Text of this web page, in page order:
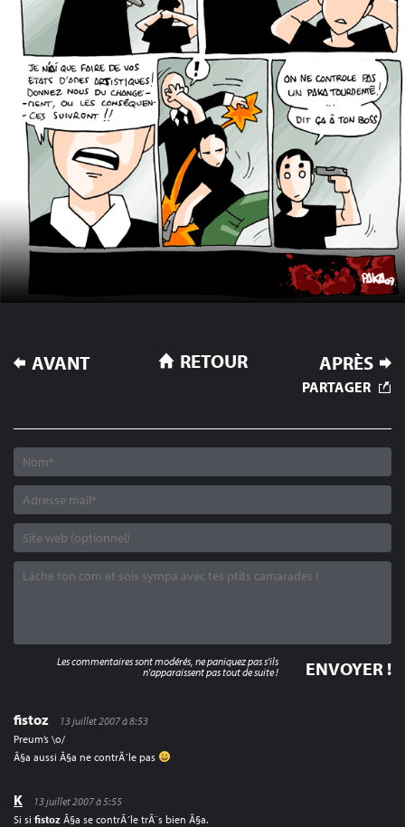
NAVIGATION
DE
AVANT APRÈS
RETOUR
PARTAGER
fistoz
13 juillet 2007 à 8:53
Preum’s \o/
Ã§a aussi Ã§a ne contrÃ´le pas
K
13 juillet 2007 à 5:55
Si si fistoz Ã§a se contrÃ´le trÃ¨s bien Ã§a.
Les commentaires sont modérés, ne paniquez pas s'ils
n'apparaissent pas tout de suite !